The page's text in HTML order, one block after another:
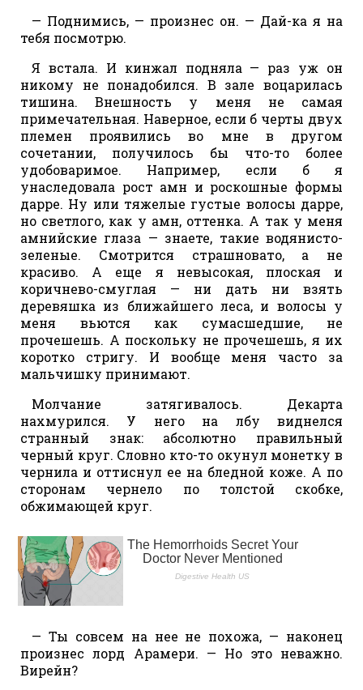
— Поднимись, — произнес он. — Дай-ка я на
тебя посмотрю.
Я встала. И кинжал подняла — раз уж он
никому не понадобился. В зале воцарилась
тишина. Внешность у меня не самая
примечательная. Наверное, если б черты двух
племен проявились во мне в другом
сочетании, получилось бы что-то более
удобоваримое. Например, если б я
унаследовала рост амн и роскошные формы
дарре. Ну или тяжелые густые волосы дарре,
но светлого, как у амн, оттенка. А так у меня
амнийские глаза — знаете, такие водянисто-
зеленые. Смотрится страшновато, а не
красиво. А еще я невысокая, плоская и
коричнево-смуглая — ни дать ни взять
деревяшка из ближайшего леса, и волосы у
меня вьются как сумасшедшие, не
прочешешь. А поскольку не прочешешь, я их
коротко стригу. И вообще меня часто за
мальчишку принимают.
Молчание затягивалось. Декарта
нахмурился. У него на лбу виднелся
странный знак: абсолютно правильный
черный круг. Словно кто-то окунул монетку в
чернила и оттиснул ее на бледной коже. А по
сторонам чернело по толстой скобке,
обжимающей круг.
— Ты совсем на нее не похожа, — наконец
произнес лорд Арамери. — Но это неважно.
Вирейн?